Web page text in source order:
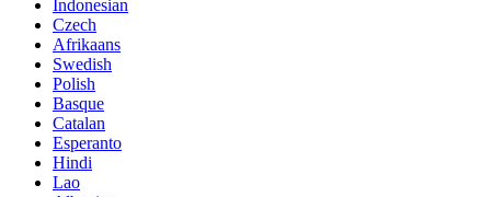
Indonesian
Czech
Afrikaans
Swedish
Polish
Basque
Catalan
Esperanto
Hindi
Lao